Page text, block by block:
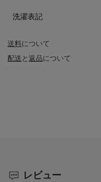
送料について
配送と返品について
洗濯表記
レビュー